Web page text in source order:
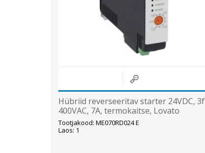
Hübriid reverseeritav starter 24VDC, 3f
400VAC, 7A, termokaitse, Lovato
Tootjakood: ME070RD024 E
Laos: 1